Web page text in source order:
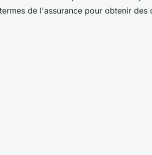
de l'assurance pour obtenir des